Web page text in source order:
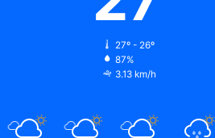
27º - 26º
87%
3.13 km/h